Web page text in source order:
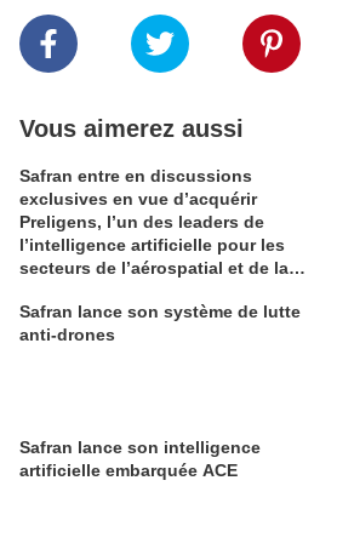
Vous aimerez aussi
Safran entre en discussions
exclusives en vue d’acquérir
Preligens, l’un des leaders de
l’intelligence artificielle pour les
secteurs de l’aérospatial et de la
Safran lance son système de lutte
anti-drones
Safran lance son intelligence
artificielle embarquée ACE